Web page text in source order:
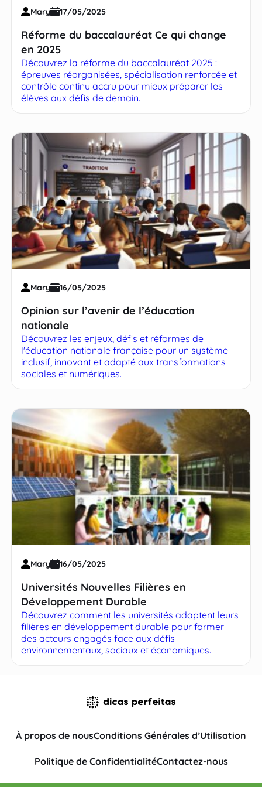
Mary 17/05/2025
Réforme du baccalauréat Ce qui change
en 2025
Découvrez la réforme du baccalauréat 2025 :
épreuves réorganisées, spécialisation renforcée et
contrôle continu accru pour mieux préparer les
élèves aux défis de demain.
Mary 16/05/2025
Opinion sur l’avenir de l’éducation
nationale
Découvrez les enjeux, défis et réformes de
l'éducation nationale française pour un système
inclusif, innovant et adapté aux transformations
sociales et numériques.
Mary 16/05/2025
Universités Nouvelles Filières en
Développement Durable
Découvrez comment les universités adaptent leurs
filières en développement durable pour former
des acteurs engagés face aux défis
environnementaux, sociaux et économiques.
À propos de nousConditions Générales d’Utilisation
Politique de ConfidentialitéContactez-nous